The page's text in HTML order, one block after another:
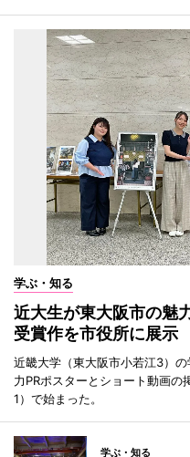
学ぶ・知る
近大生が東大阪市の魅
受賞作を市役所に展示
近畿大学（東大阪市小若江3）
力PRポスターとショート動画
1）で始まった。
学ぶ・知る